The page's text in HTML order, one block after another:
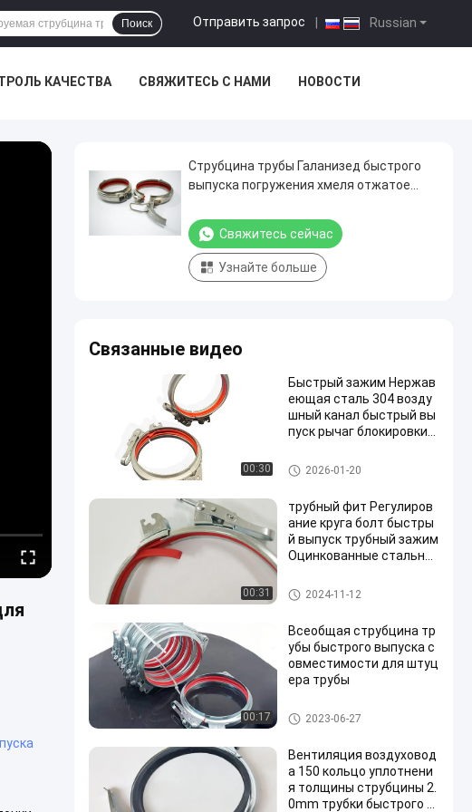
Russian
Отправить запрос
Поиск
КАЧЕСТВА СВЯЖИТЕСЬ С НАМИ НОВОСТИ
Струбцина трубы Галанизед быстрого
выпуска погружения хмеля отжатое
Свяжитесь сейчас
Узнайте больше
Связанные видео
00:30
Быстрый зажим Нержав
еющая сталь 304 возду
шный канал быстрый вы
пуск рычаг блокировки
епление
Струбцина трубы быстрого от
пуска
2026-01-20
00:31
трубный фит Регулиров
ание круга болт быстры
й выпуск трубный зажим
Оцинкованные стальны
Струбцина трубы быстрого от
пуска
2024-11-12
00:17
Всеобщая струбцина тр
убы быстрого выпуска с
овместимости для штуц
ера трубы
Струбцина трубы быстрого от
пуска
2023-06-27
Вентиляция воздуховод
а 150 кольцо уплотнени
я толщины струбцины 2.
0mm трубки быстрого в